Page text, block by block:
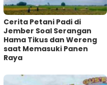
Cerita Petani Padi di
Jember Soal Serangan
Hama Tikus dan Wereng
saat Memasuki Panen
Raya